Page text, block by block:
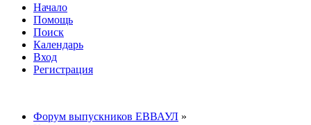
Начало
Помощь
Поиск
Календарь
Вход
Регистрация
Форум выпускников ЕВВАУЛ »